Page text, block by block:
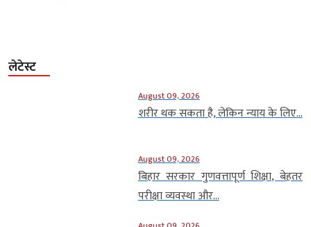
लेटेस्ट
August 09, 2026
शरीर थक सकता है, लेकिन न्याय के लिए...
August 09, 2026
बिहार सरकार गुणवत्तापूर्ण शिक्षा, बेहतर
परीक्षा व्यवस्था और...